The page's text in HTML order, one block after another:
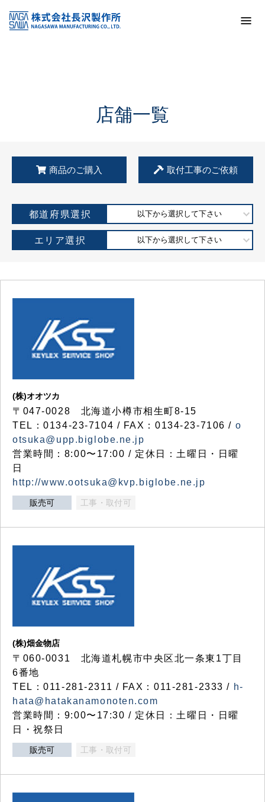
KSS加盟店・取扱店情報
店舗一覧
店舗一覧
商品のご購入 取付工事のご依頼
都道府県選択 以下から選択して下さい
エリア選択 以下から選択して下さい
(株)オオツカ
〒047-0028 北海道小樽市相生町8-15
TEL：0134-23-7104 / FAX：0134-23-7106 / o
otsuka@upp.biglobe.ne.jp
営業時間：8:00〜17:00 / 定休日：土曜日・日曜
日
http://www.ootsuka@kvp.biglobe.ne.jp
販売可 工事・取付可
(株)畑金物店
〒060-0031 北海道札幌市中央区北一条東1丁目
6番地
TEL：011-281-2311 / FAX：011-281-2333 / h-
hata@hatakanamonoten.com
営業時間：9:00〜17:30 / 定休日：土曜日・日曜
日・祝祭日
販売可 工事・取付可